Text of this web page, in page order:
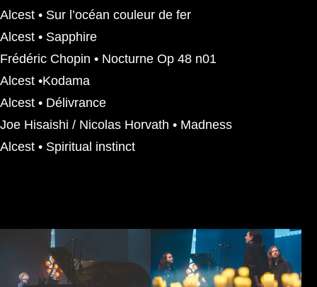
Alcest • Sur l’océan couleur de fer
Alcest • Sapphire
Frédéric Chopin • Nocturne Op 48 n01
Alcest •Kodama
Alcest • Délivrance
Joe Hisaishi / Nicolas Horvath • Madness
Alcest • Spiritual instinct